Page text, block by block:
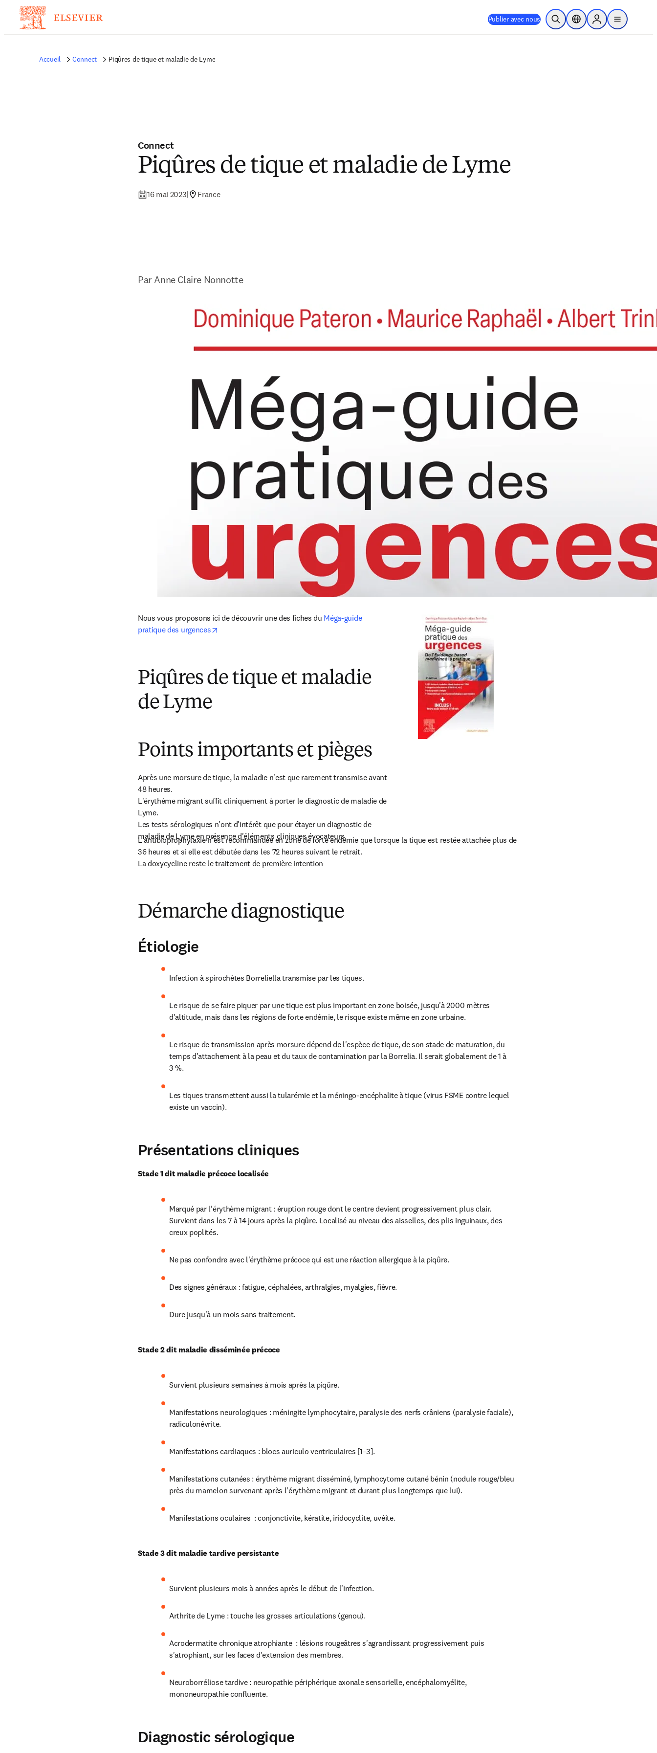
Publier avec nous Ouvrir la recherche
Sélecteur de localisation
Sign in to products
menu
Accueil Connect Piqûres de tique et maladie de Lyme
Connect
Piqûres de tique et maladie de Lyme
16 mai 2023| France
Par Anne Claire Nonnotte
Nous vous proposons ici de découvrir une des fiches du Méga-guide
pratique des urgences
Piqûres de tique et maladie
de Lyme
Points importants et pièges
Après une morsure de tique, la maladie n'est que rarement transmise avant
48 heures.
L'érythème migrant suffit cliniquement à porter le diagnostic de maladie de
Lyme.
Les tests sérologiques n'ont d'intérêt que pour étayer un diagnostic de
maladie de Lyme en présence d'éléments cliniques évocateurs.
L'antibioprophylaxie n'est recommandée en zone de forte endémie que lorsque la tique est restée attachée plus de
36 heures et si elle est débutée dans les 72 heures suivant le retrait.
La doxycycline reste le traitement de première intention
Démarche diagnostique
Étiologie
Infection à spirochètes Borreliella transmise par les tiques.
Le risque de se faire piquer par une tique est plus important en zone boisée, jusqu'à 2000 mètres
d'altitude, mais dans les régions de forte endémie, le risque existe même en zone urbaine.
Le risque de transmission après morsure dépend de l'espèce de tique, de son stade de maturation, du
temps d'attachement à la peau et du taux de contamination par la Borrelia. Il serait globalement de 1 à
3 %.
Les tiques transmettent aussi la tularémie et la méningo-encéphalite à tique (virus FSME contre lequel
existe un vaccin).
Présentations cliniques
Stade 1 dit maladie précoce localisée
Marqué par l'érythème migrant : éruption rouge dont le centre devient progressivement plus clair.
Survient dans les 7 à 14 jours après la piqûre. Localisé au niveau des aisselles, des plis inguinaux, des
creux poplités.
Ne pas confondre avec l'érythème précoce qui est une réaction allergique à la piqûre.
Des signes généraux : fatigue, céphalées, arthralgies, myalgies, fièvre.
Dure jusqu'à un mois sans traitement.
Stade 2 dit maladie disséminée précoce
Survient plusieurs semaines à mois après la piqûre.
Manifestations neurologiques : méningite lymphocytaire, paralysie des nerfs crâniens (paralysie faciale),
radiculonévrite.
Manifestations cardiaques : blocs auriculo ventriculaires [1–3].
Manifestations cutanées : érythème migrant disséminé, lymphocytome cutané bénin (nodule rouge/bleu
près du mamelon survenant après l'érythème migrant et durant plus longtemps que lui).
Manifestations oculaires  : conjonctivite, kératite, iridocyclite, uvéite.
Stade 3 dit maladie tardive persistante
Survient plusieurs mois à années après le début de l'infection.
Arthrite de Lyme : touche les grosses articulations (genou).
Acrodermatite chronique atrophiante  : lésions rougeâtres s'agrandissant progressivement puis
s'atrophiant, sur les faces d'extension des membres.
Neuroborréliose tardive : neuropathie périphérique axonale sensorielle, encéphalomyélite,
mononeuropathie confluente.
Diagnostic sérologique